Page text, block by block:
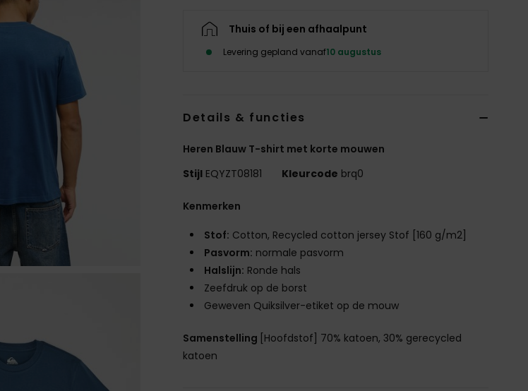
Thuis of bij een afhaalpunt
Levering gepland vanaf10 augustus
Details & functies
Heren Blauw T-shirt met korte mouwen
Stijl EQYZT08181 Kleurcode brq0
Kenmerken
Stof: Cotton, Recycled cotton jersey Stof [160 g/m2]
Pasvorm: normale pasvorm
Halslijn: Ronde hals
Zeefdruk op de borst
Geweven Quiksilver-etiket op de mouw
Samenstelling [Hoofdstof] 70% katoen, 30% gerecycled
katoen